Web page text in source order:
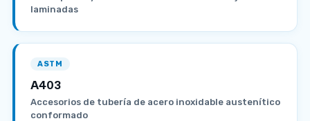
laminadas
ASTM
A403
Accesorios de tubería de acero inoxidable austenítico
conformado